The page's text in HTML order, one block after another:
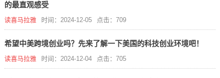
的最直观感受
读喜马拉雅 时间：2024-12-05 点击：709
希望中美跨境创业吗？先来了解一下美国的科技创业环境吧！
读喜马拉雅 时间：2024-12-04 点击：705